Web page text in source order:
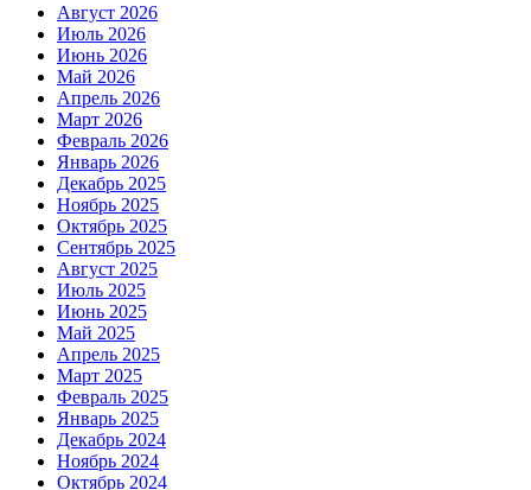
Август 2026
Июль 2026
Июнь 2026
Май 2026
Апрель 2026
Март 2026
Февраль 2026
Январь 2026
Декабрь 2025
Ноябрь 2025
Октябрь 2025
Сентябрь 2025
Август 2025
Июль 2025
Июнь 2025
Май 2025
Апрель 2025
Март 2025
Февраль 2025
Январь 2025
Декабрь 2024
Ноябрь 2024
Октябрь 2024